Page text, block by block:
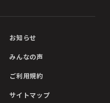
お知らせ
みんなの声
ご利用規約
サイトマップ